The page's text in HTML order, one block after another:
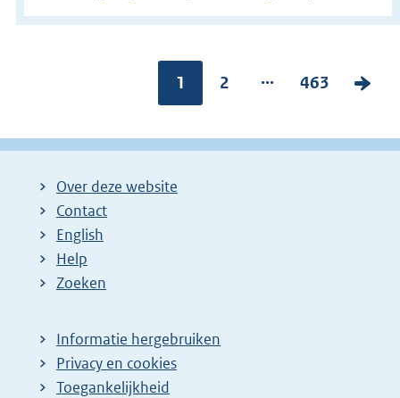
Pagina:
1
P
g
2 ...
P
g
463
V
l
Over deze website
Contact
English
Help
Zoeken
Informatie hergebruiken
Privacy en cookies
Toegankelijkheid